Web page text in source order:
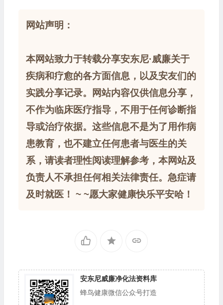
网站声明：
本网站致力于转载分享安东尼·威廉关于
疾病和疗愈的各方面信息，以及安友们的
实践分享记录。网站内容仅供信息分享，
不作为临床医疗指导，不用于任何诊断指
导或治疗依据。这些信息不是为了用作病
患教育，也不建立任何患者与医生的关
系，请读者理性阅读理解参考，本网站及
负责人不承担任何相关法律责任。急症请
及时就医！ ~ ~愿大家健康快乐平安哈！
安东尼威廉净化法资料库
蜂鸟健康微信公众号打造